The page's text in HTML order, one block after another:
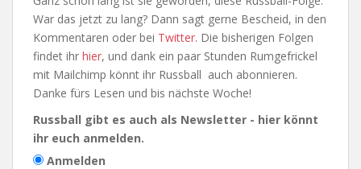
War das jetzt zu lang? Dann sagt gerne Bescheid, in den
Kommentaren oder bei Twitter. Die bisherigen Folgen
findet ihr hier, und dank ein paar Stunden Rumgefrickel
mit Mailchimp könnt ihr Russball auch abonnieren.
Danke fürs Lesen und bis nächste Woche!
Russball gibt es auch als Newsletter - hier könnt
ihr euch anmelden.
Anmelden